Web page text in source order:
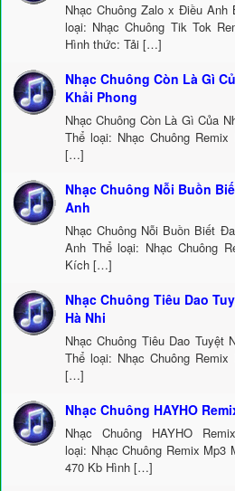
Nhạc Chuông Zalo x Điều Anh
loại: Nhạc Chuông Tik Tok
Hình thức: Tải […]
Nhạc Chuông Còn Là Gì
Khải Phong
Nhạc Chuông Còn Là Gì Của
Thể loại: Nhạc Chuông
[…]
Nhạc Chuông Nỗi Buồn
Anh
Nhạc Chuông Nỗi Buồn Biết
Anh Thể loại: Nhạc Chuông
Kích […]
Nhạc Chuông Tiêu Dao
Hà Nhi
Nhạc Chuông Tiêu Dao Tuyệt
Thể loại: Nhạc Chuông
[…]
Nhạc Chuông HAYHO
Nhạc Chuông HAYHO
loại: Nhạc Chuông Remix
470 Kb Hình […]